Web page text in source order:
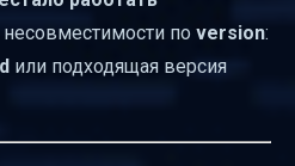
по version:
или подходящая версия